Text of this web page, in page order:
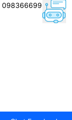
0983666996